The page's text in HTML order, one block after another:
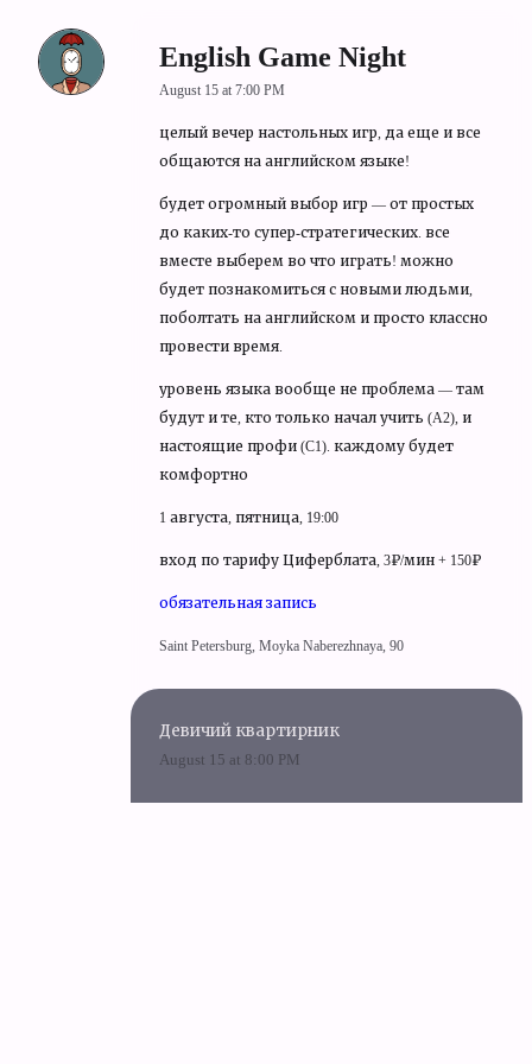
English Game Night
August 15 at 7:00 PM
целый вечер настольных игр, да еще и все
общаются на английском языке!
будет огромный выбор игр — от простых
до каких-то супер-стратегических. все
вместе выберем во что играть! можно
будет познакомиться с новыми людьми,
поболтать на английском и просто классно
провести время.
уровень языка вообще не проблема — там
будут и те, кто только начал учить (A2), и
настоящие профи (C1). каждому будет
комфортно
1 августа, пятница, 19:00
вход по тарифу Циферблата, 3₽/мин + 150₽
обязательная запись
Saint Petersburg, Moyka Naberezhnaya, 90
Девичий квартирник
August 15 at 8:00 PM